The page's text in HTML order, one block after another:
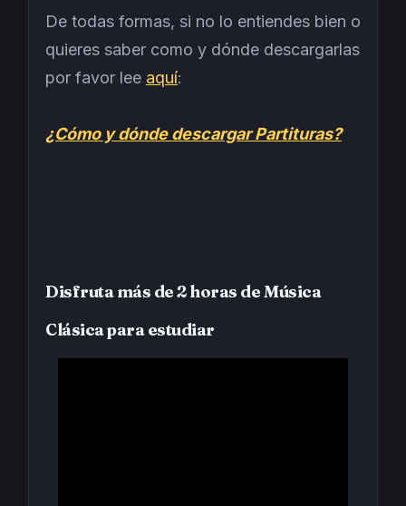
De todas formas, si no lo entiendes bien o
quieres saber como y dónde descargarlas
por favor lee aquí:
¿Cómo y dónde descargar Partituras?
Disfruta más de 2 horas de Música
Clásica para estudiar